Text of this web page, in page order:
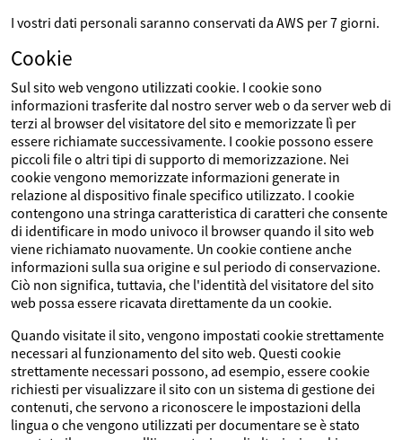
I vostri dati personali saranno conservati da AWS per 7 giorni.
Cookie
Sul sito web vengono utilizzati cookie. I cookie sono
informazioni trasferite dal nostro server web o da server web di
terzi al browser del visitatore del sito e memorizzate lì per
essere richiamate successivamente. I cookie possono essere
piccoli file o altri tipi di supporto di memorizzazione. Nei
cookie vengono memorizzate informazioni generate in
relazione al dispositivo finale specifico utilizzato. I cookie
contengono una stringa caratteristica di caratteri che consente
di identificare in modo univoco il browser quando il sito web
viene richiamato nuovamente. Un cookie contiene anche
informazioni sulla sua origine e sul periodo di conservazione.
Ciò non significa, tuttavia, che l'identità del visitatore del sito
web possa essere ricavata direttamente da un cookie.
Quando visitate il sito, vengono impostati cookie strettamente
necessari al funzionamento del sito web. Questi cookie
strettamente necessari possono, ad esempio, essere cookie
richiesti per visualizzare il sito con un sistema di gestione dei
contenuti, che servono a riconoscere le impostazioni della
lingua o che vengono utilizzati per documentare se è stato